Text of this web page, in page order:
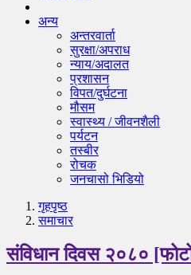
अन्य
अन्तरवार्ता
सुरक्षा/अपराध
न्याय/अदालत
प्रशासन
विपत/दुर्घटना
मौसम
स्वास्थ्य / जीवनशैली
पर्यटन
तस्बीर
रोचक
जनचासो भिडियो
गृहपृष्‍ठ
समाचार
संविधान दिवस २०८०